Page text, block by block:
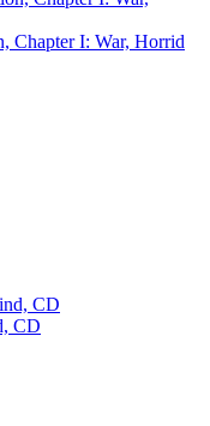
Chapter I: War, Horrid
CD